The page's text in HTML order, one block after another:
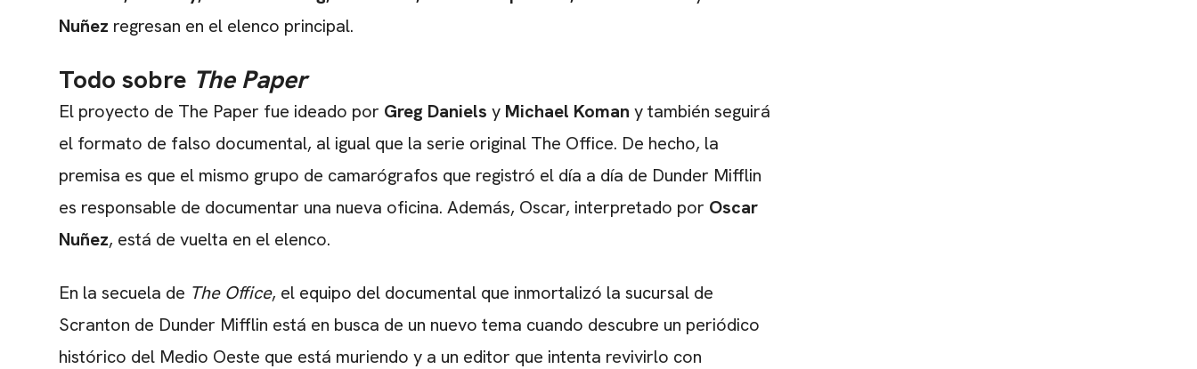
Nuñez regresan en el elenco principal.
Todo sobre The Paper
El proyecto de The Paper fue ideado por Greg Daniels y Michael Koman y también seguirá
el formato de falso documental, al igual que la serie original The Office. De hecho, la
premisa es que el mismo grupo de camarógrafos que registró el día a día de Dunder Mifflin
es responsable de documentar una nueva oficina. Además, Oscar, interpretado por Oscar
Nuñez, está de vuelta en el elenco.
En la secuela de The Office, el equipo del documental que inmortalizó la sucursal de
Scranton de Dunder Mifflin está en busca de un nuevo tema cuando descubre un periódico
histórico del Medio Oeste que está muriendo y a un editor que intenta revivirlo con